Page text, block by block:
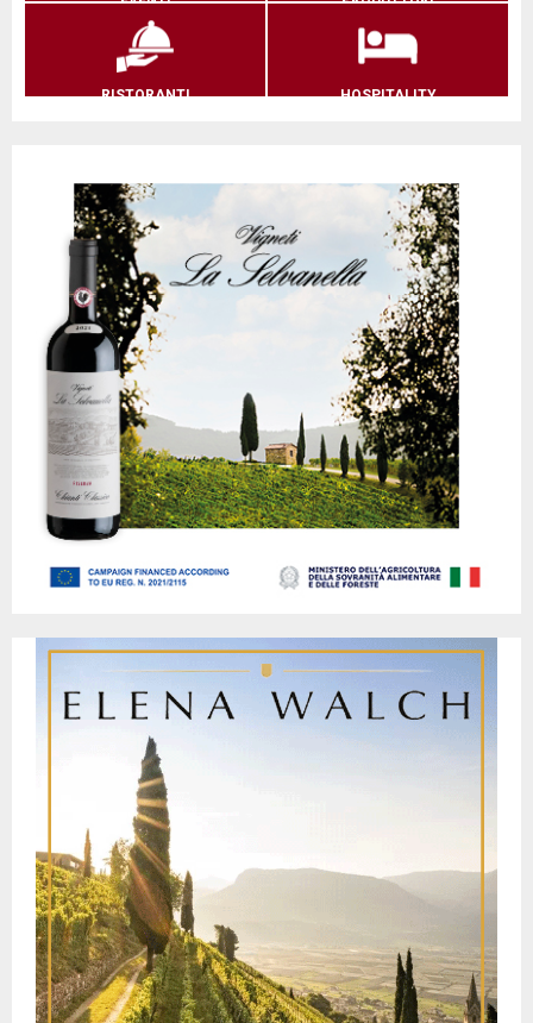
RISTORANTI HOSPITALITY